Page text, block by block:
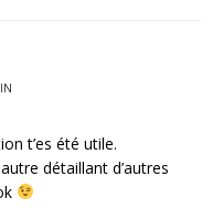
t’es été utile.
détaillant d’autres